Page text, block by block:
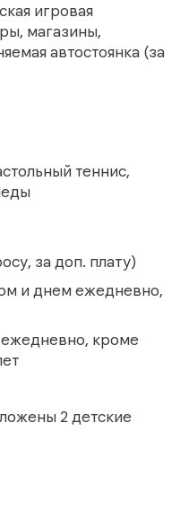
игровая
магазины,
автостоянка (за
теннис,
за доп. плату)
и днем ежедневно,
кроме
2 детские